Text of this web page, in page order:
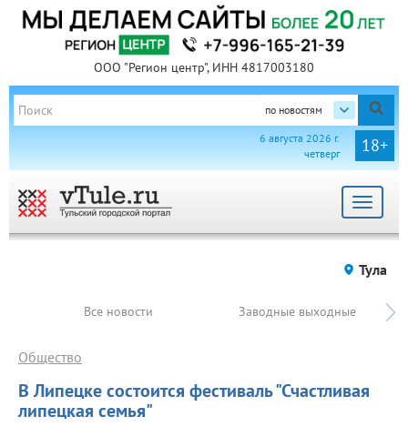
ООО "Регион центр", ИНН 4817003180
по новостям
18+
6 августа 2026 г.
четверг
Toggle
Тула
Все новости Заводные выходные
В Липецке состоится фестиваль "Счастливая
липецкая семья"
Общество